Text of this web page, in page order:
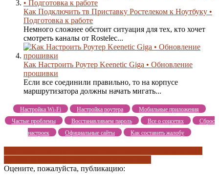
Как Подключить тв Приставку Ростелеком к Ноутбуку •
Подготовка к работе
Немного сложнее обстоит ситуация для тех, кто хочет
смотреть каналы от Rostelec...
Как Настроить Роутер Keenetic Giga • Обновление
прошивки
Если все соединили правильно, то на корпусе
маршрутизатора должны начать мигать...
Настройка Wi-Fi Настройка роутера
Мобильные приложения
Частые проблемы
Восстанавливаем пароль Все о соцсетях
Сброс
настроек
Официальные сайты Как составить жалобу
Оцените, пожалуйста, публикацию: